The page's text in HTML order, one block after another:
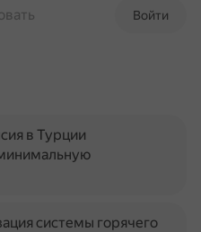
Войти
в Турции
системы горячего